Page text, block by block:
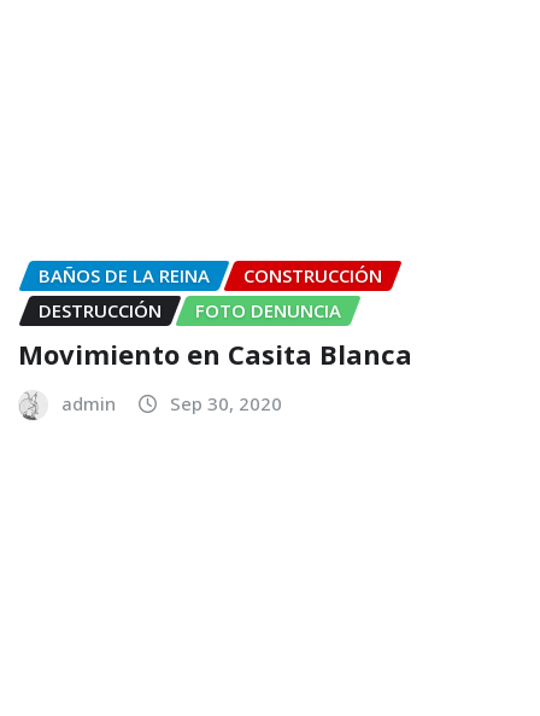
BAÑOS DE LA REINA
CONSTRUCCIÓN
DESTRUCCIÓN
FOTO DENUNCIA
Movimiento en Casita Blanca
admin Sep 30, 2020